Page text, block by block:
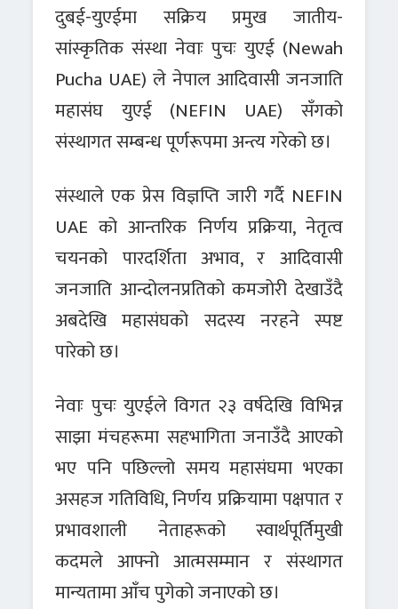
दुबई-युएईमा सक्रिय प्रमुख जातीय-
सांस्कृतिक संस्था नेवाः पुचः युएई (Newah
Pucha UAE) ले नेपाल आदिवासी जनजाति
महासंघ युएई (NEFIN UAE) सँगको
संस्थागत सम्बन्ध पूर्णरूपमा अन्त्य गरेको छ।
संस्थाले एक प्रेस विज्ञप्ति जारी गर्दै NEFIN
UAE को आन्तरिक निर्णय प्रक्रिया, नेतृत्व
चयनको पारदर्शिता अभाव, र आदिवासी
जनजाति आन्दोलनप्रतिको कमजोरी देखाउँदै
अबदेखि महासंघको सदस्य नरहने स्पष्ट
पारेको छ।
नेवाः पुचः युएईले विगत २३ वर्षदेखि विभिन्न
साझा मंचहरूमा सहभागिता जनाउँदै आएको
भए पनि पछिल्लो समय महासंघमा भएका
असहज गतिविधि, निर्णय प्रक्रियामा पक्षपात र
प्रभावशाली नेताहरूको स्वार्थपूर्तिमुखी
कदमले आफ्नो आत्मसम्मान र संस्थागत
मान्यतामा आँच पुगेको जनाएको छ।